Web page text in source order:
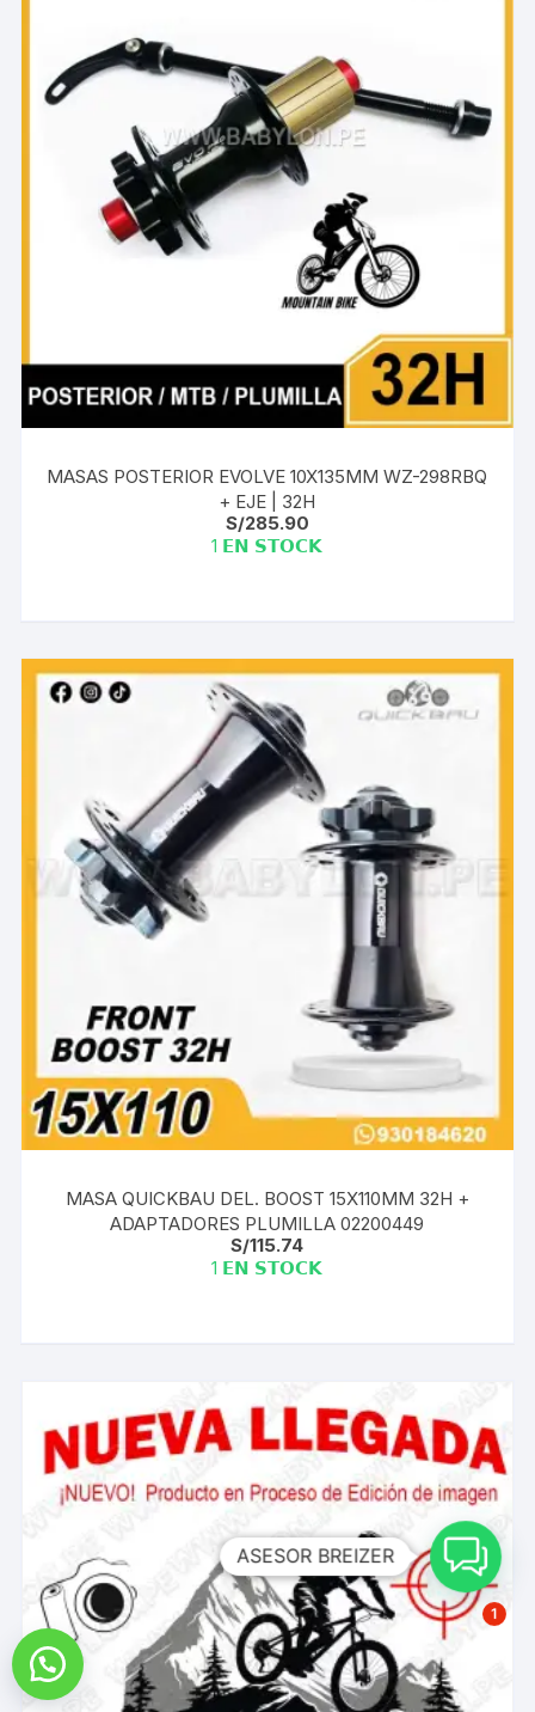
MASAS POSTERIOR EVOLVE 10X135MM WZ-298RBQ
+ EJE | 32H
S/285.90
1 𝗘𝗡 𝗦𝗧𝗢𝗖𝗞
MASA QUICKBAU DEL. BOOST 15X110MM 32H +
ADAPTADORES PLUMILLA 02200449
S/115.74
1 𝗘𝗡 𝗦𝗧𝗢𝗖𝗞
ASESOR BREIZER
1